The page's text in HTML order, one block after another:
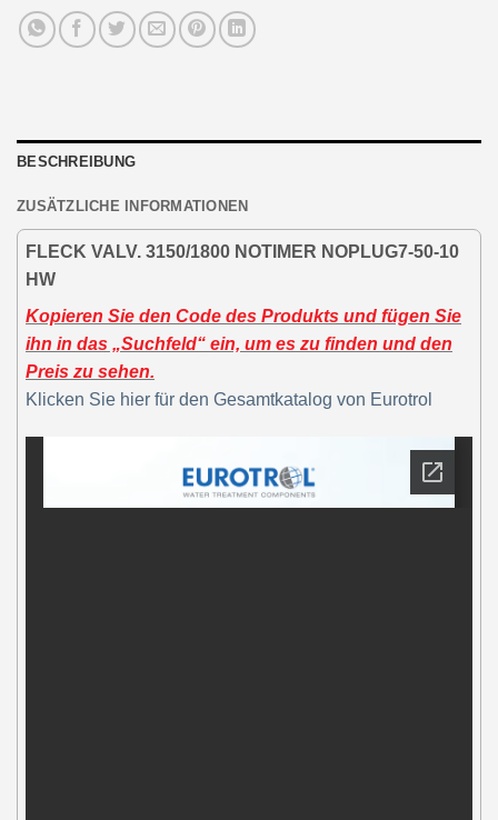
BESCHREIBUNG
ZUSÄTZLICHE INFORMATIONEN
FLECK VALV. 3150/1800 NOTIMER NOPLUG7-50-10
HW
Kopieren Sie den Code des Produkts und fügen Sie
ihn in das „Suchfeld“ ein, um es zu finden und den
Preis zu sehen.
Klicken Sie hier für den Gesamtkatalog von Eurotrol